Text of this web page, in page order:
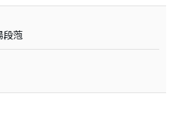
段萢